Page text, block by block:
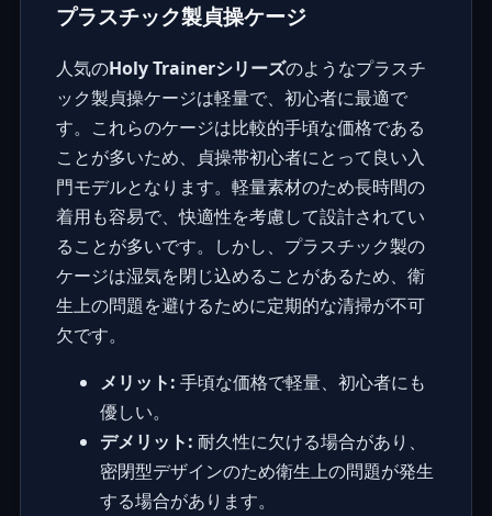
プラスチック製貞操ケージ
人気のHoly Trainerシリーズのようなプラスチ
ック製貞操ケージは軽量で、初心者に最適で
す。これらのケージは比較的手頃な価格である
ことが多いため、貞操帯初心者にとって良い入
門モデルとなります。軽量素材のため長時間の
着用も容易で、快適性を考慮して設計されてい
ることが多いです。しかし、プラスチック製の
ケージは湿気を閉じ込めることがあるため、衛
生上の問題を避けるために定期的な清掃が不可
欠です。
メリット: 手頃な価格で軽量、初心者にも
優しい。
デメリット: 耐久性に欠ける場合があり、
密閉型デザインのため衛生上の問題が発生
する場合があります。